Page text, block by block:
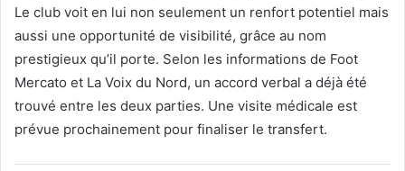
Le club voit en lui non seulement un renfort potentiel mais
aussi une opportunité de visibilité, grâce au nom
prestigieux qu’il porte. Selon les informations de Foot
Mercato et La Voix du Nord, un accord verbal a déjà été
trouvé entre les deux parties. Une visite médicale est
prévue prochainement pour finaliser le transfert.